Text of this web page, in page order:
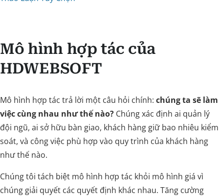
Mô hình hợp tác của
HDWEBSOFT
Mô hình hợp tác trả lời một câu hỏi chính: chúng ta sẽ làm
việc cùng nhau như thế nào? Chúng xác định ai quản lý
đội ngũ, ai sở hữu bàn giao, khách hàng giữ bao nhiêu kiểm
soát, và công việc phù hợp vào quy trình của khách hàng
như thế nào.
Chúng tôi tách biệt mô hình hợp tác khỏi mô hình giá vì
chúng giải quyết các quyết định khác nhau. Tăng cường